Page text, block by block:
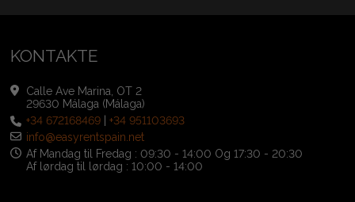
KONTAKTE
Calle Ave Marina, OT 2
29630 Málaga (Málaga)
+34 672168469 |+34 951103693
info@easyrentspain.net
Af Mandag til Fredag : 09:30 - 14:00 Og 17:30 - 20:30
Af lørdag til lørdag : 10:00 - 14:00